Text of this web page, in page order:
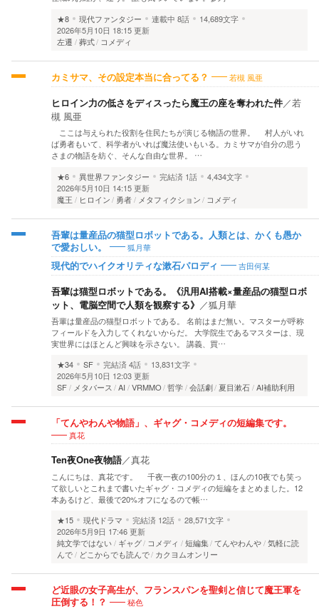
★8
現代ファンタジー 連載中 8話
14,689文字
2026年5月10日 18:15 更新
左遷
葬式 コメディ
カミサマ、その設定本当に合ってる？ 若槻 風亜
ヒロイン力の低さをディスったら魔王の座を奪われた件／若
槻 風亜
ここは与えられた役割を住民たちが演じる物語の世界。 村人がいれ
ば勇者もいて、科学者がいれば魔法使いもいる。カミサマが自分の思う
さまの物語を紡ぐ、そんな自由な世界。 …
★6
異世界ファンタジー 完結済 1話
4,434文字
2026年5月10日 14:15 更新
魔王
ヒロイン 勇者 メタフィクション コメディ
吾輩は量産品の猫型ロボットである。人類とは、かくも愚か
で愛おしい。
狐月華
現代的でハイクオリティな漱石パロディ 吉田何某
吾輩は猫型ロボットである。《汎用AI搭載×量産品の猫型ロボ
ット、電脳空間で人類を観察する》 ／狐月華
吾輩は量産品の猫型ロボットである。 名前はまだ無い。マスターが呼称
フィールドを入力してくれないからだ。 大学院生であるマスターは、現
実世界にはほとんど興味を示さない。 講義、買…
★34
SF 完結済4話
13,831文字
2026年5月10日 12:03 更新
SF
メタバース AI VRMMO 哲学 会話劇 夏目漱石 AI補助利用
「てんやわんや物語」、ギャグ・コメディの短編集です。
真花
Ten夜One夜物語／真花
こんにちは、真花です。 千夜一夜の100分の１、ほんの10夜でも笑っ
て欲しいとこれまで書いたギャグ・コメディの短編をまとめました。12
本あるけど、最後で20%オフになるので帳…
★15
現代ドラマ 完結済 12話
28,571文字
2026年5月9日 17:46 更新
純文学ではない
ギャグ コメディ 短編集 てんやわんや 気軽に読
んで
どこからでも読んで カクヨムオンリー
ど近眼の女子高生が、フランスパンを聖剣と信じて魔王軍を
圧倒する！？
秘色